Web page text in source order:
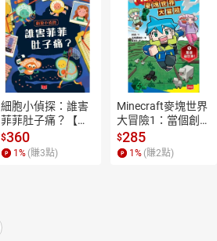
細胞小偵探：誰害
菲菲肚子痛？【電
子書】
$360
1 % (賺3點)
Minecraft麥塊世界
大冒險1：當個創世
神！【電子書】
$285
1 % (賺2點)